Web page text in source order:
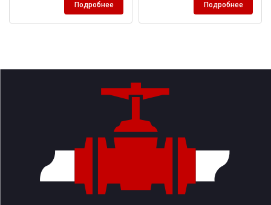
Подробнее Подробнее